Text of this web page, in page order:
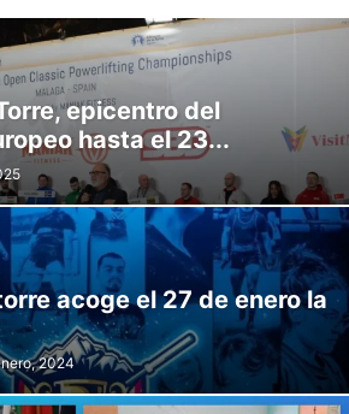
epicentro del
hasta el 23...
acoge el 27 de enero la
2024